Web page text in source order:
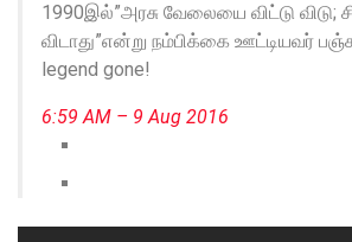
1990இல்”அரசு வேலையை விட்டு
விடாது”என்று நம்பிக்கை ஊட்டியவர்
legend gone!
6:59 AM – 9 Aug 2016